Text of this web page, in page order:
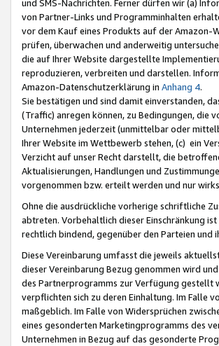
und SMS-Nachrichten. Ferner dürfen wir (a)
von Partner-Links und Programminhalten
vor dem Kauf eines Produkts auf der Amazon-
prüfen, überwachen und anderweitig
die auf Ihrer Website dargestellte
reproduzieren, verbreiten und darstellen.
Amazon-Datenschutzerklärung in Anhang 4.
Sie bestätigen und sind damit einverstanden,
(Traffic) anregen können, zu Bedingungen, die
Unternehmen jederzeit (unmittelbar oder
Ihrer Website im Wettbewerb stehen, (c) ein
Verzicht auf unser Recht darstellt, die
Aktualisierungen, Handlungen und
vorgenommen bzw. erteilt werden und nur
Ohne die ausdrückliche vorherige schriftliche
abtreten. Vorbehaltlich dieser Einschränkung
rechtlich bindend, gegenüber den Parteien
Diese Vereinbarung umfasst die jeweils
dieser Vereinbarung Bezug genommen wird
des Partnerprogramms zur Verfügung gestellt
verpflichten sich zu deren Einhaltung. Im Falle
maßgeblich. Im Falle von Widersprüchen
eines gesonderten Marketingprogramms des
Unternehmen in Bezug auf das gesonderte